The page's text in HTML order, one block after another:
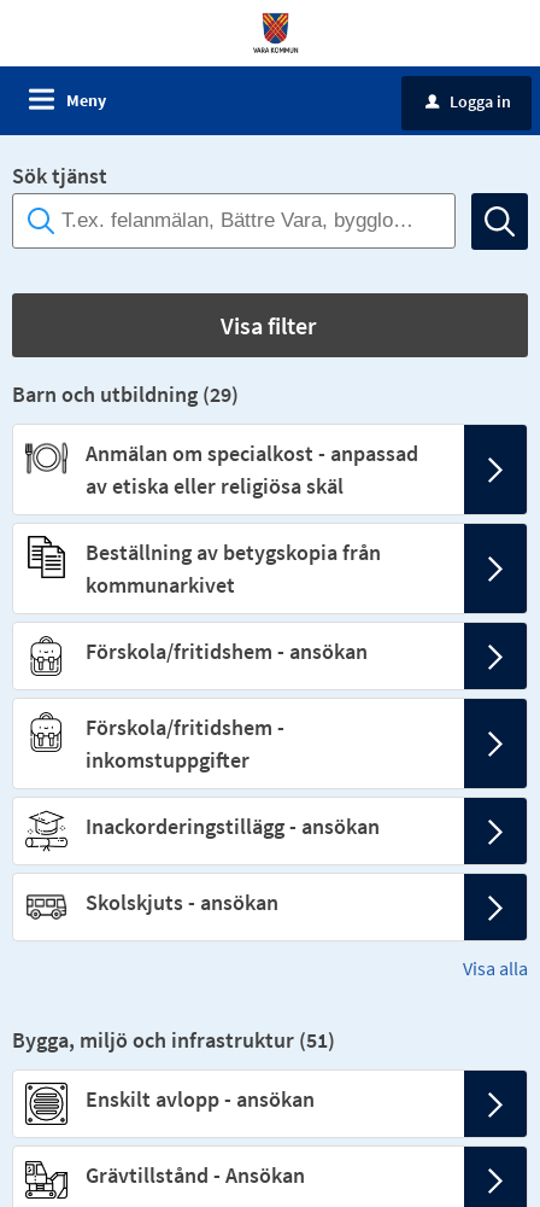
Meny u Logga in
Sök tjänst
Visa filter
Barn och utbildning (29)
Anmälan om specialkost - anpassad
av etiska eller religiösa skäl
Beställning av betygskopia från
kommunarkivet
Förskola/fritidshem - ansökan
Förskola/fritidshem -
inkomstuppgifter
Inackorderingstillägg - ansökan
Skolskjuts - ansökan
Visa alla
Bygga, miljö och infrastruktur (51)
Enskilt avlopp - ansökan
Grävtillstånd - Ansökan